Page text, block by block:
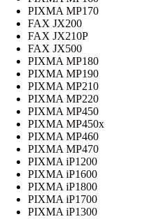
PIXMA MP170
FAX JX200
FAX JX210P
FAX JX500
PIXMA MP180
PIXMA MP190
PIXMA MP210
PIXMA MP220
PIXMA MP450
PIXMA MP450x
PIXMA MP460
PIXMA MP470
PIXMA iP1200
PIXMA iP1600
PIXMA iP1800
PIXMA iP1700
PIXMA iP1300